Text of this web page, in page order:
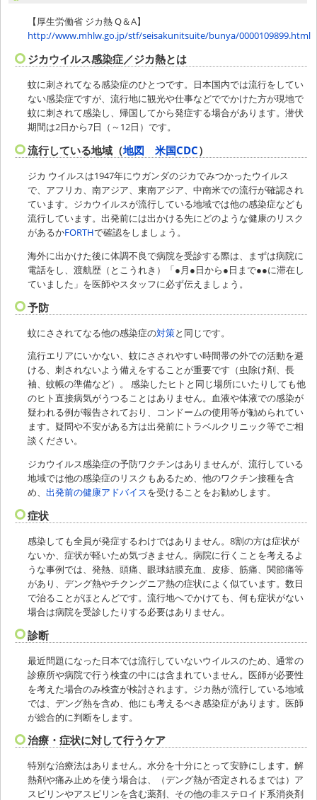
【厚生労働省 ジカ熱 Q＆A】
http://www.mhlw.go.jp/stf/seisakunitsuite/bunya/0000109899.html
ジカウイルス感染症／ジカ熱とは
蚊に刺されてなる感染症のひとつです。日本国内では流行をしてい
ない感染症ですが、流行地に観光や仕事などででかけた方が現地で
蚊に刺されて感染し、帰国してから発症する場合があります。潜伏
期間は2日から7日（～12日）です。
流行している地域（地図 米国CDC）
ジカ ウイルスは1947年にウガンダのジカでみつかったウイルス
で、アフリカ、南アジア、東南アジア、中南米での流行が確認され
ています。ジカウイルスが流行している地域では他の感染症なども
流行しています。出発前には出かける先にどのような健康のリスク
があるかFORTHで確認をしましょう。
海外に出かけた後に体調不良で病院を受診する際は、まずは病院に
電話をし、渡航歴（とこうれき）「●月●日から●日まで●●に滞在し
ていました」を医師やスタッフに必ず伝えましょう。
予防
蚊にさされてなる他の感染症の対策と同じです。
流行エリアにいかない、蚊にさされやすい時間帯の外での活動を避
ける、刺されないよう備えをすることが重要です（虫除け剤、長
袖、蚊帳の準備など）。 感染したヒトと同じ場所にいたりしても他
のヒト直接病気がうつることはありません。血液や体液での感染が
疑われる例が報告されており、コンドームの使用等が勧められてい
ます。疑問や不安がある方は出発前にトラベルクリニック等でご相
談ください。
ジカウイルス感染症の予防ワクチンはありませんが、流行している
地域では他の感染症のリスクもあるため、他のワクチン接種を含
め、出発前の健康アドバイスを受けることをお勧めします。
症状
感染しても全員が発症するわけではありません。8割の方は症状が
ないか、症状が軽いため気づきません。病院に行くことを考えるよ
うな事例では、発熱、頭痛、眼球結膜充血、皮疹、筋痛、関節痛等
があり、デング熱やチクングニア熱の症状によく似ています。数日
で治ることがほとんどです。流行地へでかけても、何も症状がない
場合は病院を受診したりする必要はありません。
診断
最近問題になった日本では流行していないウイルスのため、通常の
診療所や病院で行う検査の中には含まれていません。医師が必要性
を考えた場合のみ検査が検討されます。ジカ熱が流行している地域
では、デング熱を含め、他にも考えるべき感染症があります。医師
が総合的に判断をします。
治療・症状に対して行うケア
特別な治療法はありません。水分を十分にとって安静にします。解
熱剤や痛み止めを使う場合は、（デング熱が否定されるまでは）ア
スピリンやアスピリンを含む薬剤、その他の非ステロイド系消炎剤